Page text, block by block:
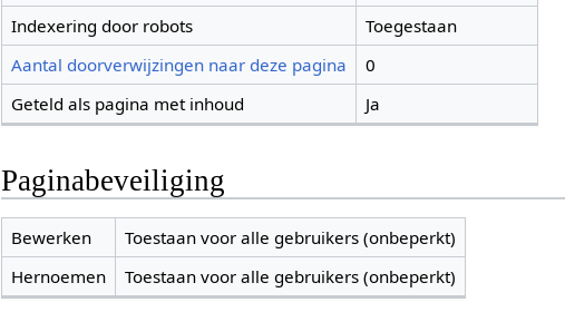
Indexering door robots
Toegestaan
Aantal doorverwijzingen naar deze pagina
0
Geteld als pagina met inhoud
Ja
Paginabeveiliging
Bewerken
Toestaan voor alle gebruikers (onbeperkt)
Hernoemen
Toestaan voor alle gebruikers (onbeperkt)